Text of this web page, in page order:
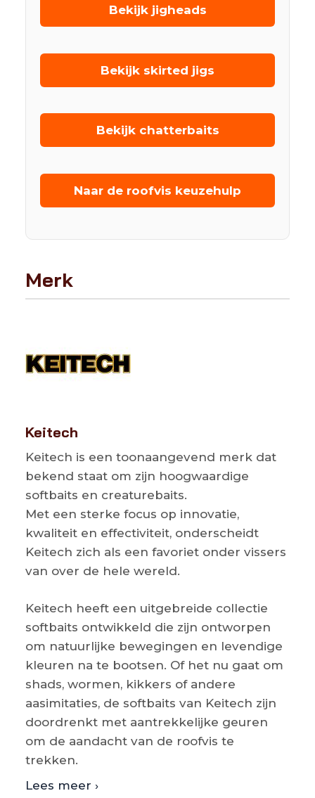
Bekijk jigheads
Bekijk skirted jigs
Bekijk chatterbaits
Naar de roofvis keuzehulp
Merk
Keitech
Keitech is een toonaangevend merk dat
bekend staat om zijn hoogwaardige
softbaits en creaturebaits.
Met een sterke focus op innovatie,
kwaliteit en effectiviteit, onderscheidt
Keitech zich als een favoriet onder vissers
van over de hele wereld.
Keitech heeft een uitgebreide collectie
softbaits ontwikkeld die zijn ontworpen
om natuurlijke bewegingen en levendige
kleuren na te bootsen. Of het nu gaat om
shads, wormen, kikkers of andere
aasimitaties, de softbaits van Keitech zijn
doordrenkt met aantrekkelijke geuren
om de aandacht van de roofvis te
trekken.
Lees meer ›